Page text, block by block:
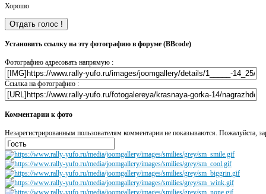
Хорошо
Установить ссылку на эту фотографию в форуме (BBcode)
Фотографию адресовать напрямую :
Ссылка на фотографию :
Комментарии к фото
Незарегистрированным пользователям комментарии не показываются. Пожалуйста,